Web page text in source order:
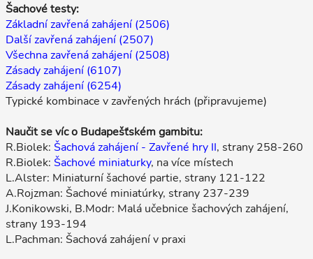
Šachové testy:
Základní zavřená zahájení (2506)
Další zavřená zahájení (2507)
Všechna zavřená zahájení (2508)
Zásady zahájení (6107)
Zásady zahájení (6254)
Typické kombinace v zavřených hrách (připravujeme)
Naučit se víc o Budapešťském gambitu:
R.Biolek: Šachová zahájení - Zavřené hry II, strany 258-260
R.Biolek: Šachové miniaturky, na více místech
L.Alster: Miniaturní šachové partie, strany 121-122
A.Rojzman: Šachové miniatúrky, strany 237-239
J.Konikowski, B.Modr: Malá učebnice šachových zahájení,
strany 193-194
L.Pachman: Šachová zahájení v praxi